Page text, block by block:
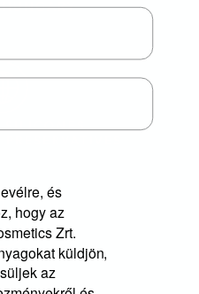
és
hogy az
Zrt.
küldjön,
az